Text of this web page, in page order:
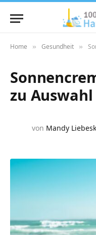
Home » Gesundheit »
zu
von Mandy